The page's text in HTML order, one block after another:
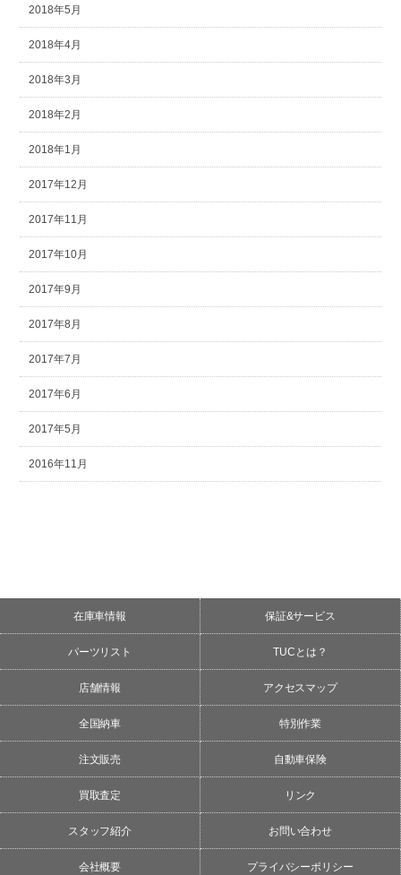
2018年5月
2018年4月
2018年3月
2018年2月
2018年1月
2017年12月
2017年11月
2017年10月
2017年9月
2017年8月
2017年7月
2017年6月
2017年5月
2016年11月
在庫車情報 保証&サービス
パーツリスト TUCとは？
店舗情報 アクセスマップ
全国納車 特別作業
注文販売 自動車保険
買取査定 リンク
スタッフ紹介 お問い合わせ
会社概要 プライバシーポリシー